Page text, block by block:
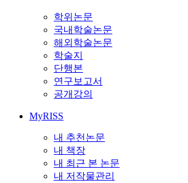
학위논문
국내학술논문
해외학술논문
학술지
단행본
연구보고서
공개강의
MyRISS
내 추천논문
내 책장
내 최근 본 논문
내 저작물관리